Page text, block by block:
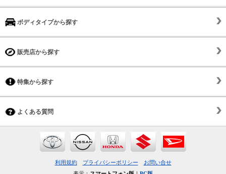
ボディタイプから探す
販売店から探す
特集から探す
よくある質問
利用規約 プライバシーポリシー
お問い合せ